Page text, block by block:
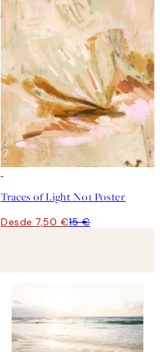
Traces of Light No1 Poster
Desde 7,50 €15 €